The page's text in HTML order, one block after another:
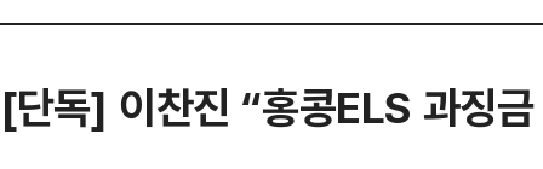
[단독] 이찬진 “홍콩ELS 과징